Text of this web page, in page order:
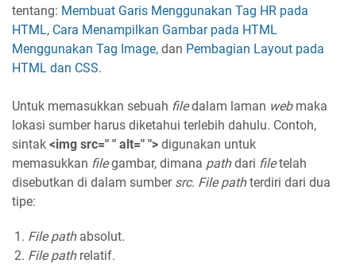
tentang: Membuat Garis Menggunakan Tag HR pada
HTML, Cara Menampilkan Gambar pada HTML
Menggunakan Tag Image, dan Pembagian Layout pada
HTML dan CSS.
Untuk memasukkan sebuah filedalam laman webmaka
lokasi sumber harus diketahui terlebih dahulu. Contoh,
sintak <img src=" " alt=" "> digunakan untuk
memasukkan filegambar, dimana pathdari filetelah
disebutkan di dalam sumber src. File pathterdiri dari dua
tipe:
File pathabsolut.
File pathrelatif.